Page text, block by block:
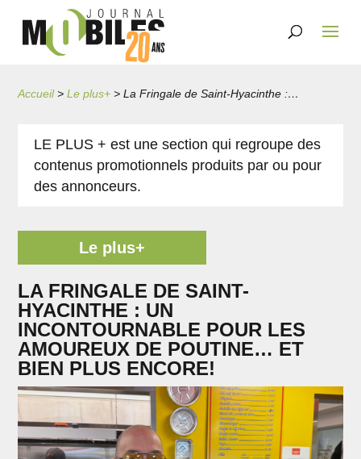
Accueil>Le plus+ > La Fringale de Saint-Hyacinthe : un incontournable pour les amoureux de poutine… et bien plus encore!
LE PLUS + est une section qui regroupe des
contenus promotionnels produits par ou pour
des annonceurs.
Le plus+
LA FRINGALE DE SAINT-
HYACINTHE : UN
INCONTOURNABLE POUR LES
AMOUREUX DE POUTINE… ET
BIEN PLUS ENCORE!